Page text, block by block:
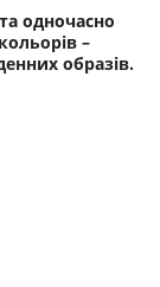
одночасно
–
образів.